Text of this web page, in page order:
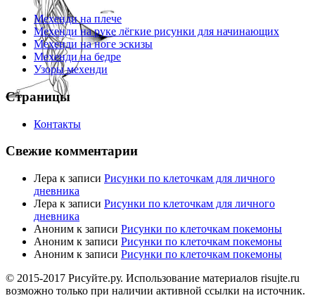
Мехенди на плече
Мехенди на руке лёгкие рисунки для начинающих
Мехенди на ноге эскизы
Мехенди на бедре
Узоры мехенди
Страницы
Контакты
Свежие комментарии
Лера к записи Рисунки по клеточкам для личного
дневника
Лера к записи Рисунки по клеточкам для личного
дневника
Аноним к записи Рисунки по клеточкам покемоны
Аноним к записи Рисунки по клеточкам покемоны
Аноним к записи Рисунки по клеточкам покемоны
© 2015-2017 Рисуйте.ру. Использование материалов risujte.ru
возможно только при наличии активной ссылки на источник.